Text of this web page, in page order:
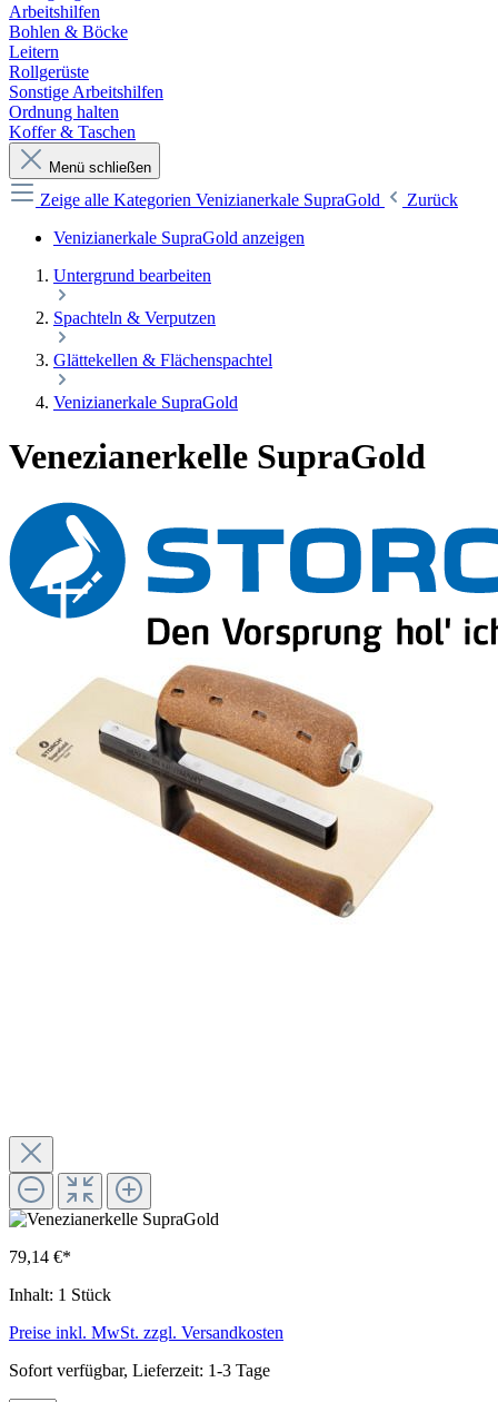
Arbeitshilfen
Bohlen & Böcke
Leitern
Rollgerüste
Sonstige Arbeitshilfen
Ordnung halten
Koffer & Taschen
Menü schließen
Zeige alle Kategorien Venizianerkale SupraGold
Zurück
Venizianerkale SupraGold anzeigen
Untergrund bearbeiten
Spachteln & Verputzen
Glättekellen & Flächenspachtel
Venizianerkale SupraGold
Venezianerkelle SupraGold
79,14 €*
Inhalt: 1 Stück
Preise inkl. MwSt. zzgl. Versandkosten
Sofort verfügbar, Lieferzeit: 1-3 Tage